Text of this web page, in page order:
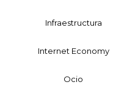
Infraestructura
Internet Economy
Ocio